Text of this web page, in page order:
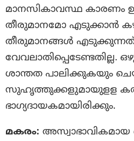
മാനസികാവസ്ഥ കാരണം
തീരുമാനമോ എടുക്കാന്‍
തീരുമാനങ്ങള്‍ എടുക്കുന്നത്
ശാന്തത പാലിക്കുകയും
സുഹൃത്തുക്കളുമായുളള
ഭാഗ്യദായകമായിരിക്കും.
മകരം: